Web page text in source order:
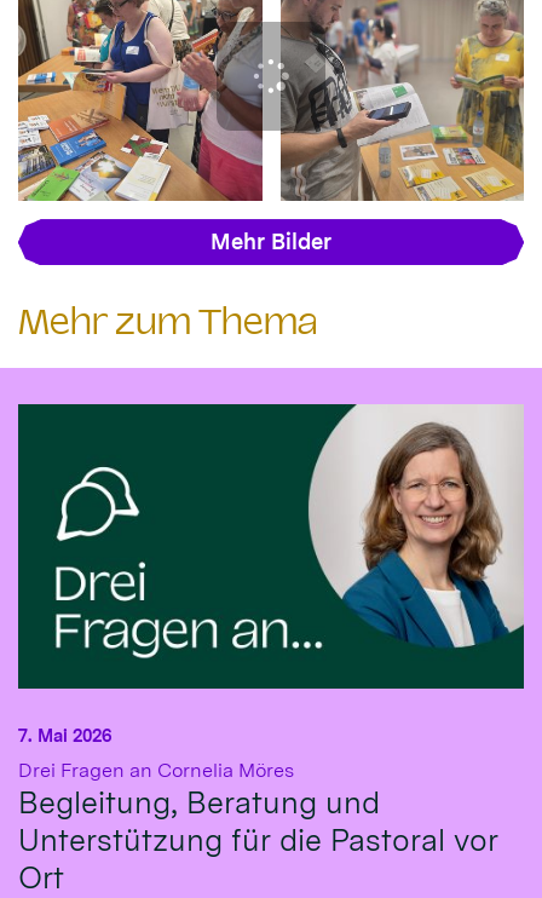
Mehr Bilder
Mehr zum Thema
Drei Fragen an Cornelia Möres:
Begleitung, Beratung und
Unterstützung für die Pastoral vor
Ort
7. Mai 2026